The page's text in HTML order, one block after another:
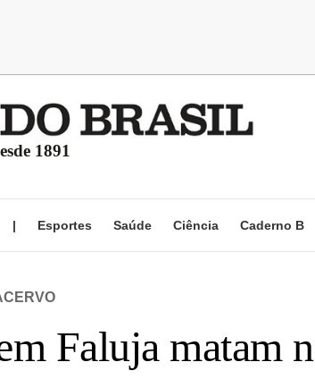
1891
| Esportes Saúde Ciência Caderno B
Faluja matam